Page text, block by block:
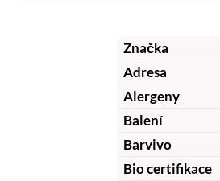
Značka
Adresa
Alergeny
Balení
Barvivo
Bio certifikace